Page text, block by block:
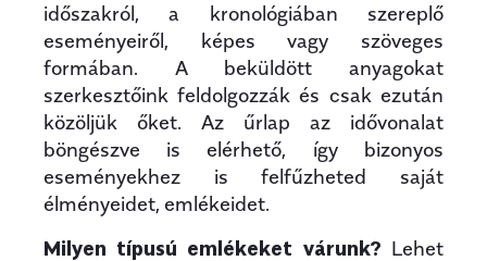
időszakról, a kronológiában szereplő
eseményeiről, képes vagy szöveges
formában. A beküldött anyagokat
szerkesztőink feldolgozzák és csak ezután
közöljük őket. Az űrlap az idővonalat
böngészve is elérhető, így bizonyos
eseményekhez is felfűzheted saját
élményeidet, emlékeidet.
Milyen típusú emlékeket várunk? Lehet